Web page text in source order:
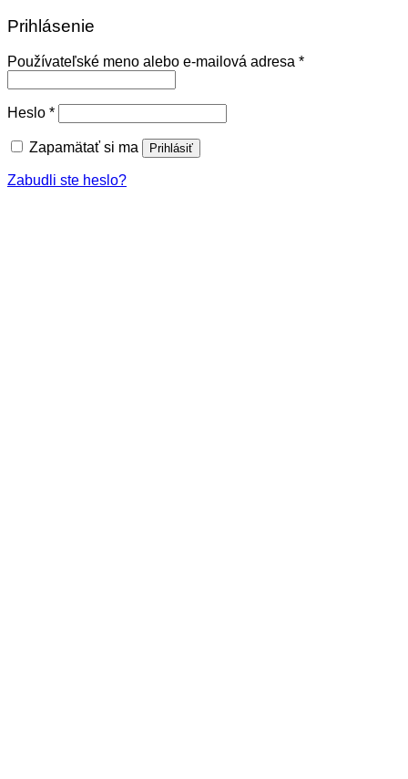
Prihlásenie
Používateľské meno alebo e-mailová adresa *Povinné
Heslo *Povinné
Zapamätať si ma Prihlásiť
Zabudli ste heslo?